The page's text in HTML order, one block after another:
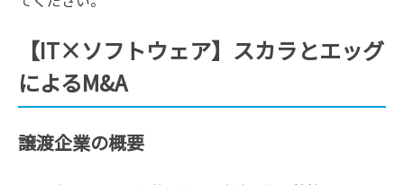
【IT×ソフトウェア】スカラとエッグ
によるM&A
譲渡企業の概要